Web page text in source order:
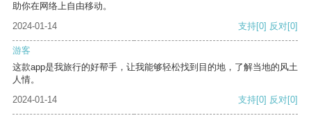
助你在网络上自由移动。
2024-01-14
支持[0] 反对[0]
游客
这款app是我旅行的好帮手，让我能够轻松找到目的地，了解当地的风土
人情。
2024-01-14
支持[0] 反对[0]